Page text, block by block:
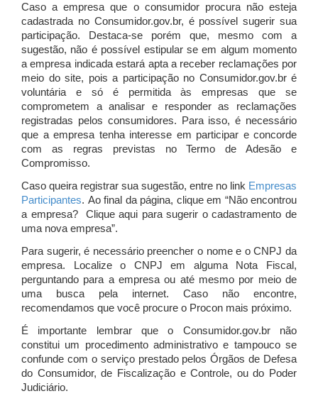
Caso a empresa que o consumidor procura não esteja
cadastrada no Consumidor.gov.br, é possível sugerir sua
participação. Destaca-se porém que, mesmo com a
sugestão, não é possível estipular se em algum momento
a empresa indicada estará apta a receber reclamações por
meio do site, pois a participação no Consumidor.gov.br é
voluntária e só é permitida às empresas que se
comprometem a analisar e responder as reclamações
registradas pelos consumidores. Para isso, é necessário
que a empresa tenha interesse em participar e concorde
com as regras previstas no Termo de Adesão e
Compromisso.
Caso queira registrar sua sugestão, entre no link Empresas
Participantes. Ao final da página, clique em “Não encontrou
a empresa? Clique aqui para sugerir o cadastramento de
uma nova empresa”.
Para sugerir, é necessário preencher o nome e o CNPJ da
empresa. Localize o CNPJ em alguma Nota Fiscal,
perguntando para a empresa ou até mesmo por meio de
uma busca pela internet. Caso não encontre,
recomendamos que você procure o Procon mais próximo.
É importante lembrar que o Consumidor.gov.br não
constitui um procedimento administrativo e tampouco se
confunde com o serviço prestado pelos Órgãos de Defesa
do Consumidor, de Fiscalização e Controle, ou do Poder
Judiciário.